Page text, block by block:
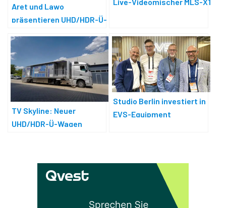
Aret und Lawo
präsentieren UHD/HDR-Ü-
TV Skyline: Neuer
UHD/HDR-Ü-Wagen
Studio Berlin investiert in
EVS-Equipment